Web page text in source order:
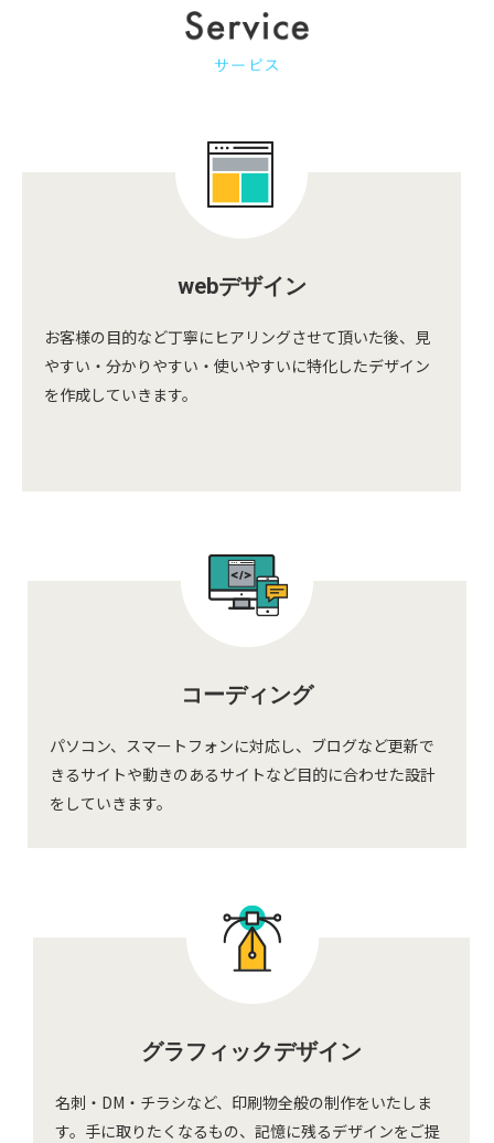
webデザイン
お客様の目的など丁寧にヒアリングさせて頂いた後、見
やすい・分かりやすい・使いやすいに特化したデザイン
を作成していきます。
コーディング
パソコン、スマートフォンに対応し、ブログなど更新で
きるサイトや動きのあるサイトなど目的に合わせた設計
をしていきます。
グラフィックデザイン
名刺・DM・チラシなど、印刷物全般の制作をいたしま
す。手に取りたくなるもの、記憶に残るデザインをご提